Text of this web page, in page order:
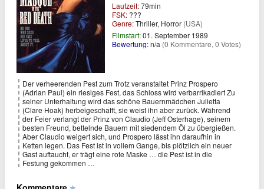
Laufzeit:79min
FSK: ???
Genre:Thriller, Horror (USA)
Filmstart:01. September 1989
Bewertung:n/a (0 Kommentare, 0 Votes)
Der verheerenden Pest zum Trotz veranstaltet Prinz Prospero
(Adrian Paul) ein riesiges Fest, das Schloss wird verbarrikadiert Zu
seiner Unterhaltung wird das schöne Bauernmädchen Julietta
(Clare Hoak) herbeigeschafft, sie weist ihn aber zurück. Während
der Feier verlangt der Prinz von Claudio (Jeff Osterhage), seinem
besten Freund, bettelnde Bauern mit siedendem Öl zu übergießen.
Aber Claudio weigert sich, und Prospero lässt ihn daraufhin in
Ketten legen. Das Fest ist in vollem Gange, bis plötzlich ein neuer
Gast auftaucht, er trägt eine rote Maske … die Pest ist in die
Festung gekommen …